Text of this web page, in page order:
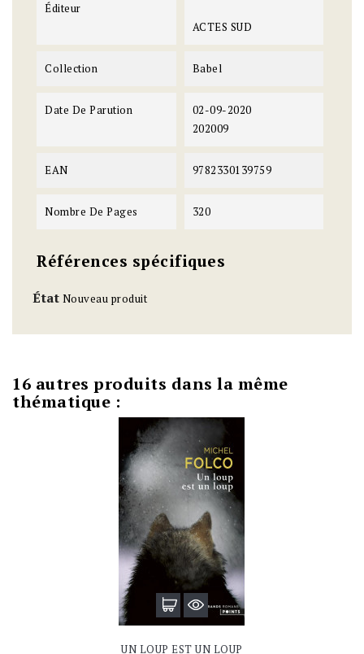
Éditeur
ACTES SUD
Collection Babel
Date De Parution
02-09-2020
202009
EAN 9782330139759
Nombre De Pages 320
Références spécifiques
État Nouveau produit
16 autres produits dans la même
thématique :
UN LOUP EST UN LOUP